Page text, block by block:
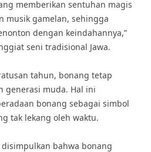
memberikan sentuhan magis
musik gamelan, sehingga
dengan keindahannya,”
seni tradisional Jawa.
tahun, bonang tetap
generasi muda. Hal ini
bonang sebagai simbol
tak lekang oleh waktu.
bahwa bonang